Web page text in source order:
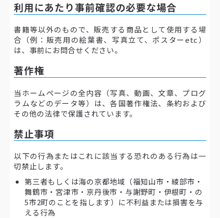
利用にあたり事前確認の必要な場合
書籍等以外のもので、販売する商品として使用する場
合（例：販売用の絵葉書、写真立て、ポスターetc）
は、事前にお問合せください。
著作権
当ホームページの全内容（写真、動画、文章、プログ
ラムなどのデータ等）は、各国著作権法、条約および
その他の法律で保護されています。
禁止事項
以下の行為またはこれに該当する恐れのある行為は一
切禁止します。
第三者もしくは海の京都地域（福知山市・綾部市・
舞鶴市・宮津市・京丹後市・与謝野町・伊根町・の
5市2町のことを指します）に不利益または損害を与
える行為